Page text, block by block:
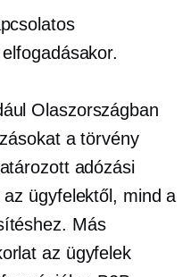
Olaszországban
a törvény
adózási
ügyfelektől, mind a
Más
az ügyfelek